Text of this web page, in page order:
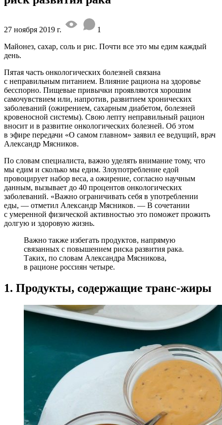
27 ноября 2019 г.
1
Майонез, сахар, соль и рис. Почти все это мы едим каждый
день.
Пятая часть онкологических болезней связана
с неправильным питанием. Влияние рациона на здоровье
бесспорно. Пищевые привычки проявляются хорошим
самочувствием или, напротив, развитием хронических
заболеваний (ожирением, сахарным диабетом, болезней
кровеносной системы). Свою лепту неправильный рацион
вносит и в развитие онкологических болезней. Об этом
в эфире передачи «О самом главном» заявил ее ведущий, врач
Александр Мясников.
По словам специалиста, важно уделять внимание тому, что
мы едим и сколько мы едим. Злоупотребление едой
провоцирует набор веса, а ожирение, согласно научным
данным, вызывает до 40 процентов онкологических
заболеваний. «Важно ограничивать себя в употреблении
еды, — отметил Александр Мясников. — В сочетании
с умеренной физической активностью это поможет прожить
долгую и здоровую жизнь.
Важно также избегать продуктов, напрямую
связанных с повышением риска развития рака.
Таких, по словам Александра Мясникова,
в рационе россиян четыре.
1. Продукты, содержащие транс-жиры